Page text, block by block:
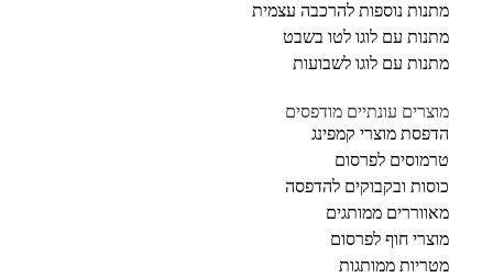
מתנות נוספות להרכבה עצמית
מתנות עם לוגו לטו בשבט
מתנות עם לוגו לשבועות
מוצרים עונתיים מודפסים
הדפסת מוצרי קמפינג
טרמוסים לפרסום
כוסות ובקבוקים להדפסה
מאווררים ממותגים
מוצרי חוף לפרסום
מטריות ממותגות